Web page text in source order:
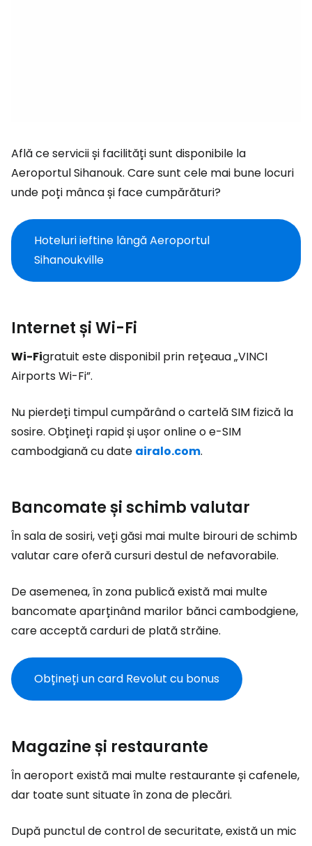
Află ce servicii și facilități sunt disponibile la
Aeroportul Sihanouk. Care sunt cele mai bune locuri
unde poți mânca și face cumpărături?
Hoteluri ieftine lângă Aeroportul
Sihanoukville
Internet și Wi-Fi
Wi-Figratuit este disponibil prin rețeaua „VINCI
Airports Wi-Fi”.
Nu pierdeți timpul cumpărând o cartelă SIM fizică la
sosire. Obțineți rapid și ușor online o e-SIM
cambodgiană cu date airalo.com.
Bancomate și schimb valutar
În sala de sosiri, veți găsi mai multe birouri de schimb
valutar care oferă cursuri destul de nefavorabile.
De asemenea, în zona publică există mai multe
bancomate aparținând marilor bănci cambodgiene,
care acceptă carduri de plată străine.
Obțineți un card Revolut cu bonus
Magazine și restaurante
În aeroport există mai multe restaurante și cafenele,
dar toate sunt situate în zona de plecări.
După punctul de control de securitate, există un mic